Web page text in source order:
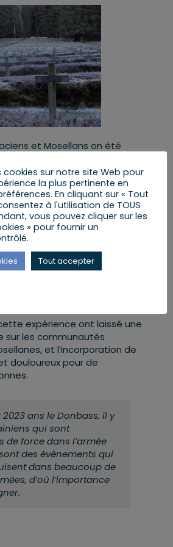
et Mosellans on été
crainte de la part des nazis
qu’ils ne veuillent pas combattre
la France. 30 000 d’entre
10 000 seront portés
autres reviendront blessés ou
eux ont été tués, blessés ou
et ceux qui ont
été traumatisés par leur
expérience ont laissé une
sur les communautés
et l’incorporation de
douloureux pour de
2023 ans le Donbass, il y
qui sont
de force dans l’armée
des évènements qui
dans beaucoup de
d’où l’importance
cookies sur notre site Web pour
la plus pertinente en
En cliquant sur « Tout
à l'utilisation de TOUS
vous pouvez cliquer sur les
» pour fournir un
Tout accepter